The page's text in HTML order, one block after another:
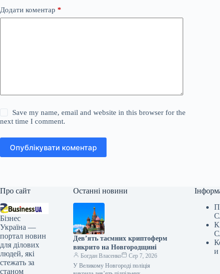
Додати коментар *
Save my name, email and website in this browser for the
next time I comment.
Опублікувати коментар
Про сайт
Бізнес
Україна —
портал новин
для ділових
людей, які
стежать за
станом
Останні новини
Дев’ять таємних криптоферм
викрито на Новгородщині
Богдан Власенко
Сер 7, 2026
У Великому Новгороді поліція
и